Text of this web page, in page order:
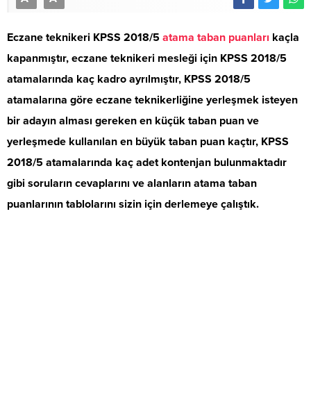
Eczane teknikeri KPSS 2018/5 atama taban puanları kaçla
kapanmıştır, eczane teknikeri mesleği için KPSS 2018/5
atamalarında kaç kadro ayrılmıştır, KPSS 2018/5
atamalarına göre eczane teknikerliğine yerleşmek isteyen
bir adayın alması gereken en küçük taban puan ve
yerleşmede kullanılan en büyük taban puan kaçtır, KPSS
2018/5 atamalarında kaç adet kontenjan bulunmaktadır
gibi soruların cevaplarını ve alanların atama taban
puanlarının tablolarını sizin için derlemeye çalıştık.